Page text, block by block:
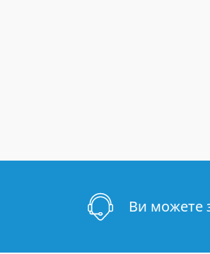
Ви можете